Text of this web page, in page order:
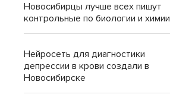
Новосибирцы лучше всех пишут
контрольные по биологии и химии
Нейросеть для диагностики
депрессии в крови создали в
Новосибирске